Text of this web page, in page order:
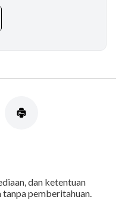
dan ketentuan
pemberitahuan.